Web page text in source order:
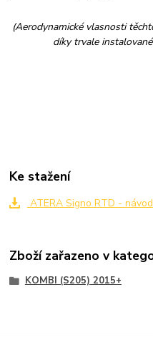
(Aerodynamické vlasnosti
díky trvale
Ke stažení
ATERA Signo RTD - návod
Zboží zařazeno v
KOMBI (S205) 2015+